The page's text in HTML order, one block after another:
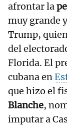
afrontar la
muy grande
Trump,
del
Florida. El
cubana en
que hizo el
Blanche,
imputar a